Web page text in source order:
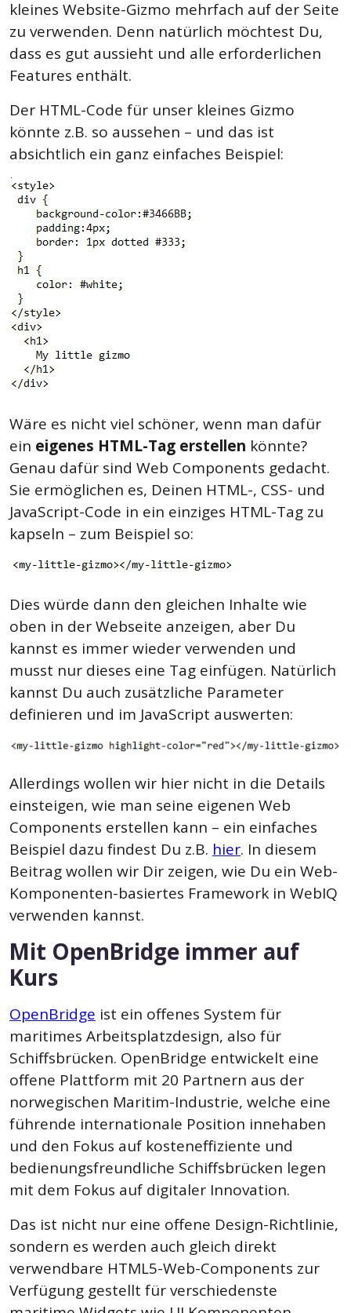
kleines Website-Gizmo mehrfach auf der Seite
zu verwenden. Denn natürlich möchtest Du,
dass es gut aussieht und alle erforderlichen
Features enthält.
Der HTML-Code für unser kleines Gizmo
könnte z.B. so aussehen – und das ist
absichtlich ein ganz einfaches Beispiel:
Wäre es nicht viel schöner, wenn man dafür
ein eigenes HTML-Tag erstellen könnte?
Genau dafür sind Web Components gedacht.
Sie ermöglichen es, Deinen HTML-, CSS- und
JavaScript-Code in ein einziges HTML-Tag zu
kapseln – zum Beispiel so:
Dies würde dann den gleichen Inhalte wie
oben in der Webseite anzeigen, aber Du
kannst es immer wieder verwenden und
musst nur dieses eine Tag einfügen. Natürlich
kannst Du auch zusätzliche Parameter
definieren und im JavaScript auswerten:
Allerdings wollen wir hier nicht in die Details
einsteigen, wie man seine eigenen Web
Components erstellen kann – ein einfaches
Beispiel dazu findest Du z.B. hier. In diesem
Beitrag wollen wir Dir zeigen, wie Du ein Web-
Komponenten-basiertes Framework in WebIQ
verwenden kannst.
Mit OpenBridge immer auf
Kurs
OpenBridge ist ein offenes System für
maritimes Arbeitsplatzdesign, also für
Schiffsbrücken. OpenBridge entwickelt eine
offene Plattform mit 20 Partnern aus der
norwegischen Maritim-Industrie, welche eine
führende internationale Position innehaben
und den Fokus auf kosteneffiziente und
bedienungsfreundliche Schiffsbrücken legen
mit dem Fokus auf digitaler Innovation.
Das ist nicht nur eine offene Design-Richtlinie,
sondern es werden auch gleich direkt
verwendbare HTML5-Web-Components zur
Verfügung gestellt für verschiedenste